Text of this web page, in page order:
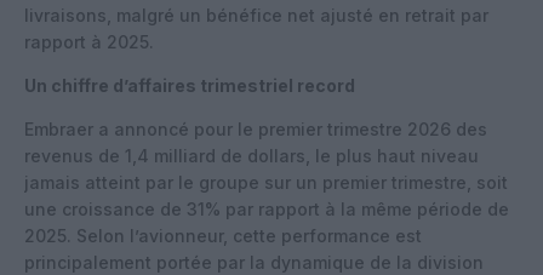
livraisons, malgré un bénéfice net ajusté en retrait par
rapport à 2025.
Un chiffre d’affaires trimestriel record
Embraer a annoncé pour le premier trimestre 2026 des
revenus de 1,4 milliard de dollars, le plus haut niveau
jamais atteint par le groupe sur un premier trimestre, soit
une croissance de 31% par rapport à la même période de
2025. Selon l’avionneur, cette performance est
principalement portée par la dynamique de la division